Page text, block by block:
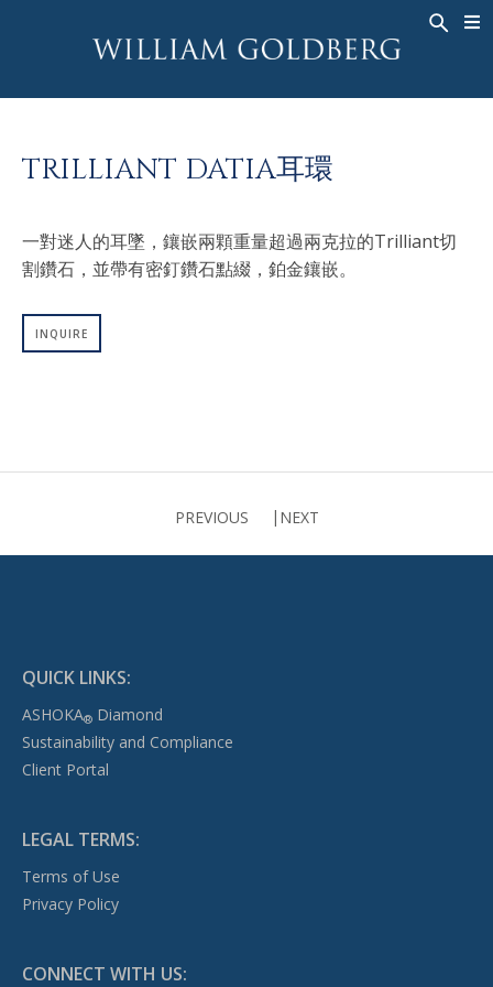
高級珠寶
男戒
吊墜
耳飾
手鐲
钟表
ASHOKA 珠宝
戒指
MEN'S RINGS
項鍊
吊墜
耳飾
钟表
歷史
ASHOKA®
TRILLIANT DATIA耳環
一對迷人的耳墜，鑲嵌兩顆重量超過兩克拉的Trilliant切
割鑽石，並帶有密釘鑽石點綴，鉑金鑲嵌。
INQUIRE
PREVIOUS NEXT
QUICK LINKS:
ASHOKA®Diamond
Sustainability and Compliance
Client Portal
LEGAL TERMS:
Terms of Use
Privacy Policy
CONNECT WITH US: